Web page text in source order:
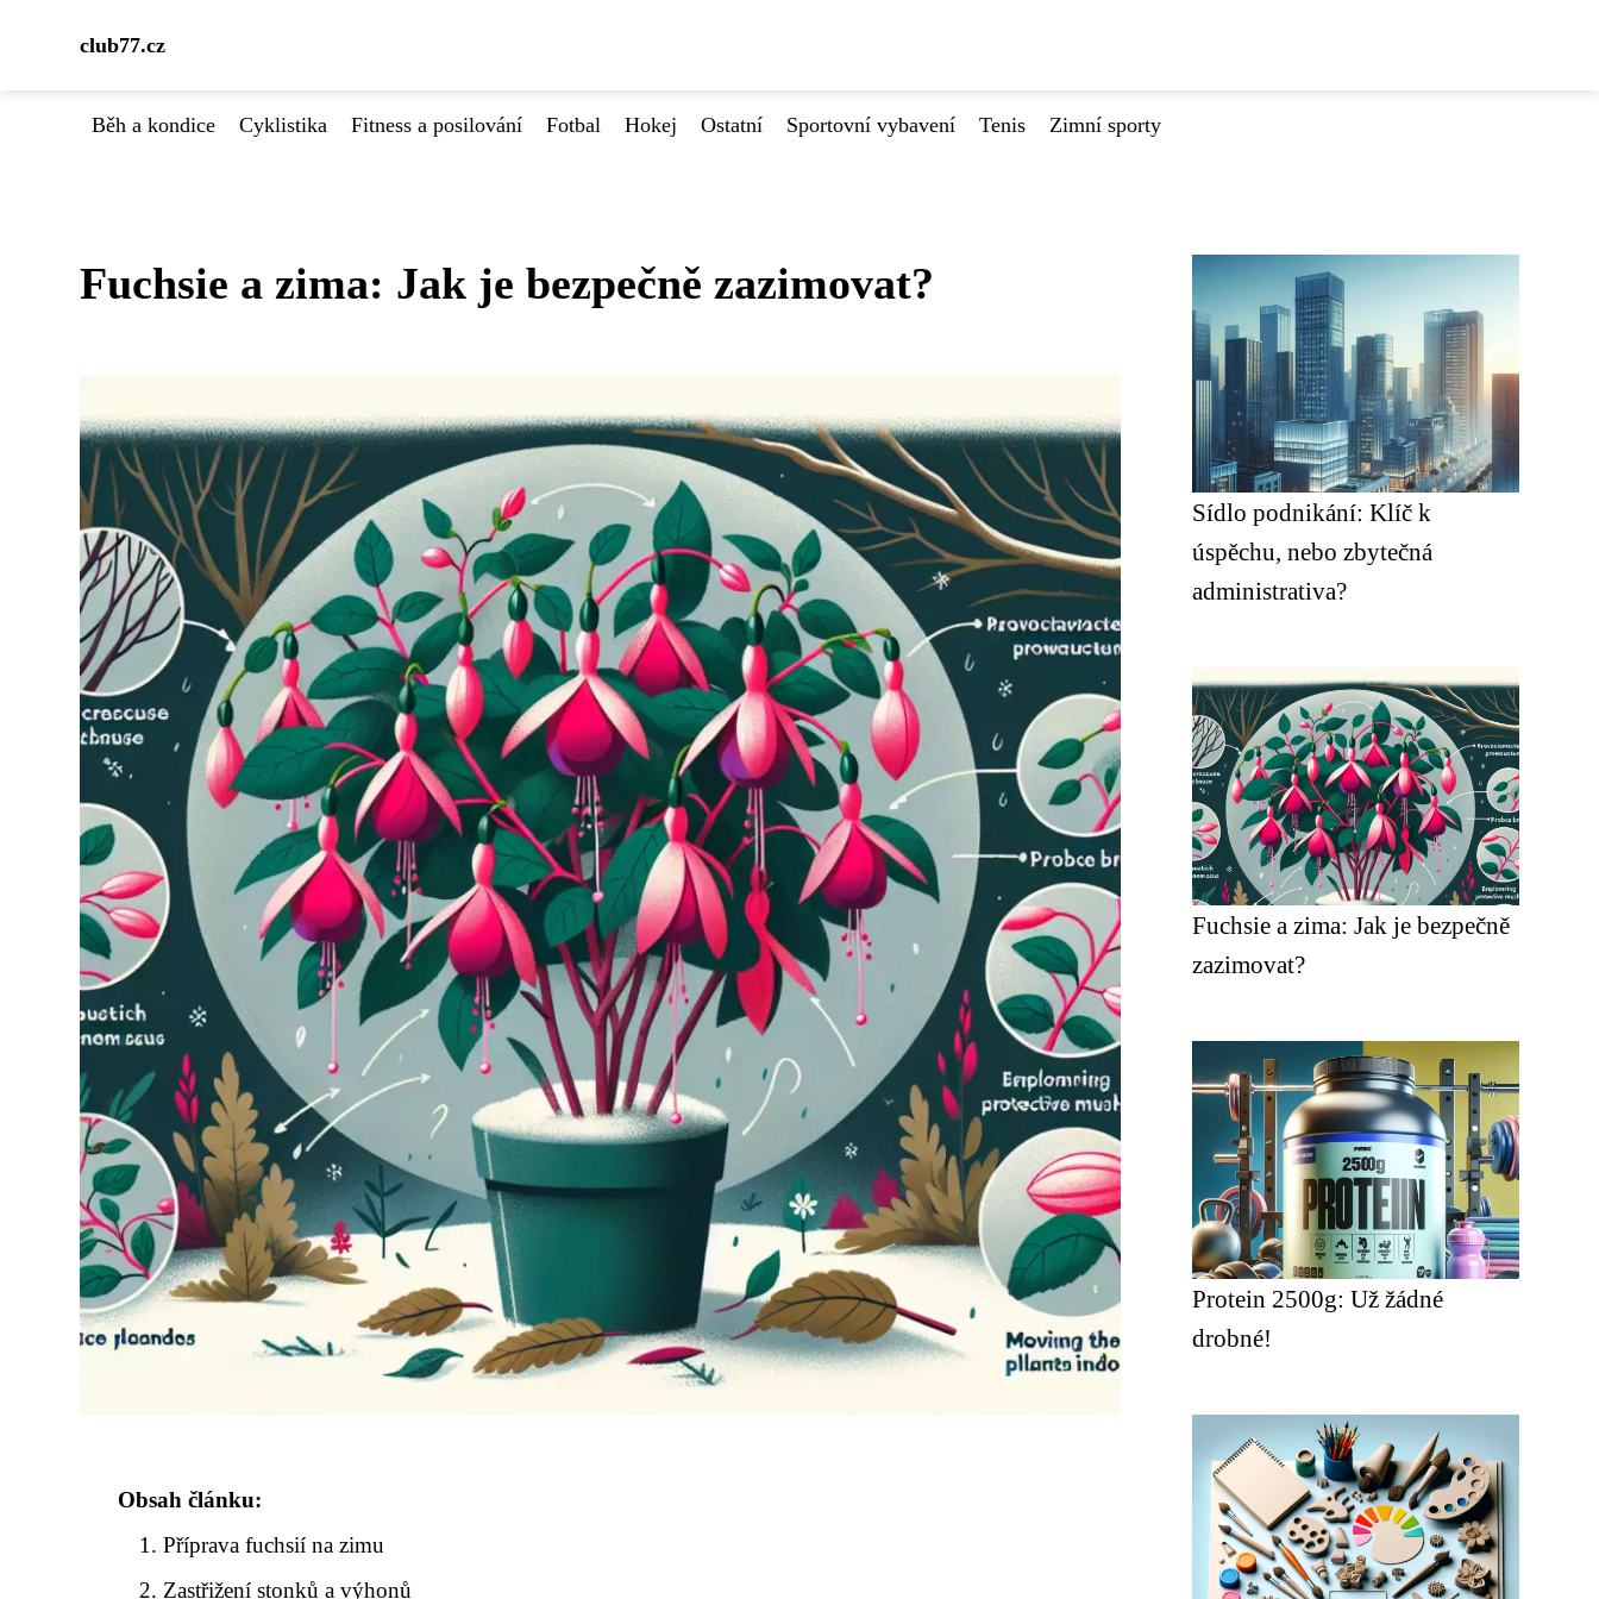
club77.cz
Běh a kondice Cyklistika Fitness a posilování Fotbal Hokej Ostatní Sportovní vybavení Tenis Zimní sporty
Fuchsie a zima: Jak je bezpečně zazimovat?
Obsah článku:
Příprava fuchsií na zimu
Zastřižení stonků a výhonů
Sídlo podnikání: Klíč k
úspěchu, nebo zbytečná
administrativa?
Fuchsie a zima: Jak je bezpečně
zazimovat?
Protein 2500g: Už žádné
drobné!